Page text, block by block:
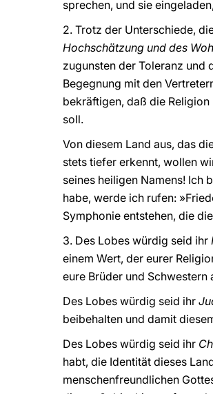
sprechen, und sie
2. Trotz der Unterschiede,
Hochschätzung und des
zugunsten der Toleranz und
Begegnung mit den
bekräftigen, daß die
soll.
Von diesem Land aus, das
stets tiefer erkennt, wollen
seines heiligen Namens! Ich
habe, werde ich rufen:
Symphonie entstehen, die
3. Des Lobes würdig seid ihr
einem Wert, der eurer
eure Brüder und Schwestern
Des Lobes würdig seid ihr
beibehalten und damit
Des Lobes würdig seid ihr
habt, die Identität dieses
menschenfreundlichen